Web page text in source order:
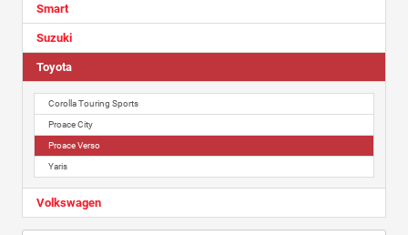
Smart
Suzuki
Toyota
Corolla Touring Sports
Proace City
Proace Verso
Yaris
Volkswagen